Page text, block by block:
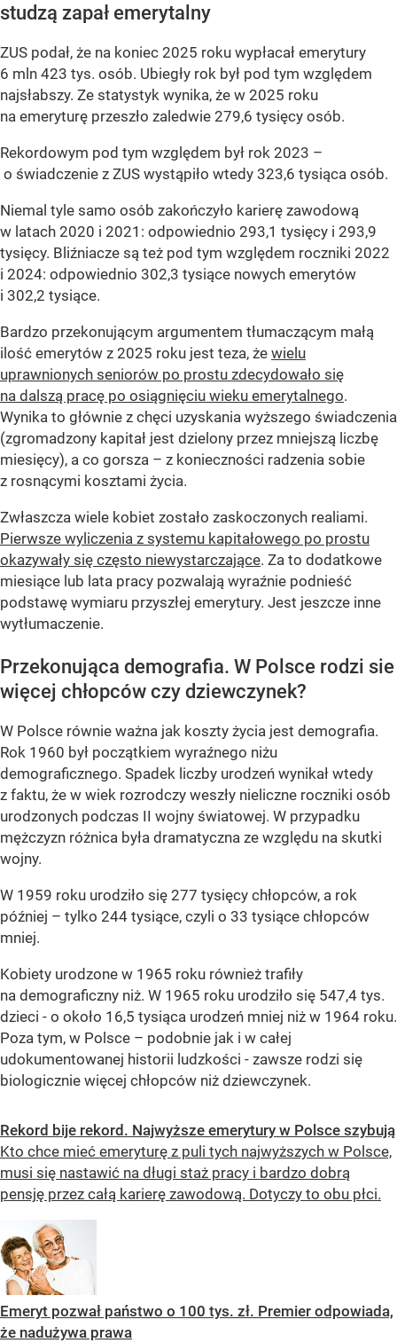
studzą zapał emerytalny
ZUS podał, że na koniec 2025 roku wypłacał emerytury
6 mln 423 tys. osób. Ubiegły rok był pod tym względem
najsłabszy. Ze statystyk wynika, że w 2025 roku
na emeryturę przeszło zaledwie 279,6 tysięcy osób.
Rekordowym pod tym względem był rok 2023 –
o świadczenie z ZUS wystąpiło wtedy 323,6 tysiąca osób.
Niemal tyle samo osób zakończyło karierę zawodową
w latach 2020 i 2021: odpowiednio 293,1 tysięcy i 293,9
tysięcy. Bliźniacze są też pod tym względem roczniki 2022
i 2024: odpowiednio 302,3 tysiące nowych emerytów
i 302,2 tysiące.
Bardzo przekonującym argumentem tłumaczącym małą
ilość emerytów z 2025 roku jest teza, że wielu
uprawnionych seniorów po prostu zdecydowało się
na dalszą pracę po osiągnięciu wieku emerytalnego.
Wynika to głównie z chęci uzyskania wyższego świadczenia
(zgromadzony kapitał jest dzielony przez mniejszą liczbę
miesięcy), a co gorsza – z konieczności radzenia sobie
z rosnącymi kosztami życia.
Zwłaszcza wiele kobiet zostało zaskoczonych realiami.
Pierwsze wyliczenia z systemu kapitałowego po prostu
okazywały się często niewystarczające. Za to dodatkowe
miesiące lub lata pracy pozwalają wyraźnie podnieść
podstawę wymiaru przyszłej emerytury. Jest jeszcze inne
wytłumaczenie.
Przekonująca demografia. W Polsce rodzi sie
więcej chłopców czy dziewczynek?
W Polsce równie ważna jak koszty życia jest demografia.
Rok 1960 był początkiem wyraźnego niżu
demograficznego. Spadek liczby urodzeń wynikał wtedy
z faktu, że w wiek rozrodczy weszły nieliczne roczniki osób
urodzonych podczas II wojny światowej. W przypadku
mężczyzn różnica była dramatyczna ze względu na skutki
wojny.
W 1959 roku urodziło się 277 tysięcy chłopców, a rok
później – tylko 244 tysiące, czyli o 33 tysiące chłopców
mniej.
Kobiety urodzone w 1965 roku również trafiły
na demograficzny niż. W 1965 roku urodziło się 547,4 tys.
dzieci - o około 16,5 tysiąca urodzeń mniej niż w 1964 roku.
Poza tym, w Polsce – podobnie jak i w całej
udokumentowanej historii ludzkości - zawsze rodzi się
biologicznie więcej chłopców niż dziewczynek.
Rekord bije rekord. Najwyższe emerytury w Polsce szybują
Kto chce mieć emeryturę z puli tych najwyższych w Polsce,
musi się nastawić na długi staż pracy i bardzo dobrą
pensję przez całą karierę zawodową. Dotyczy to obu płci.
Emeryt pozwał państwo o 100 tys. zł. Premier odpowiada,
że nadużywa prawa